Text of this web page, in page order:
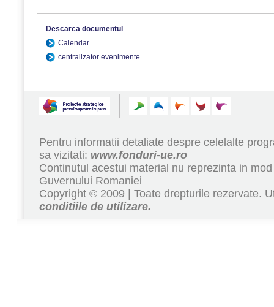
Descarca documentul
Calendar
centralizator evenimente
Pentru informatii detaliate despre celelalte
sa vizitati: www.fonduri-ue.ro
Continutul acestui material nu reprezinta in
Guvernului Romaniei
Copyright © 2009 | Toate drepturile rezervate.
conditiile de utilizare.